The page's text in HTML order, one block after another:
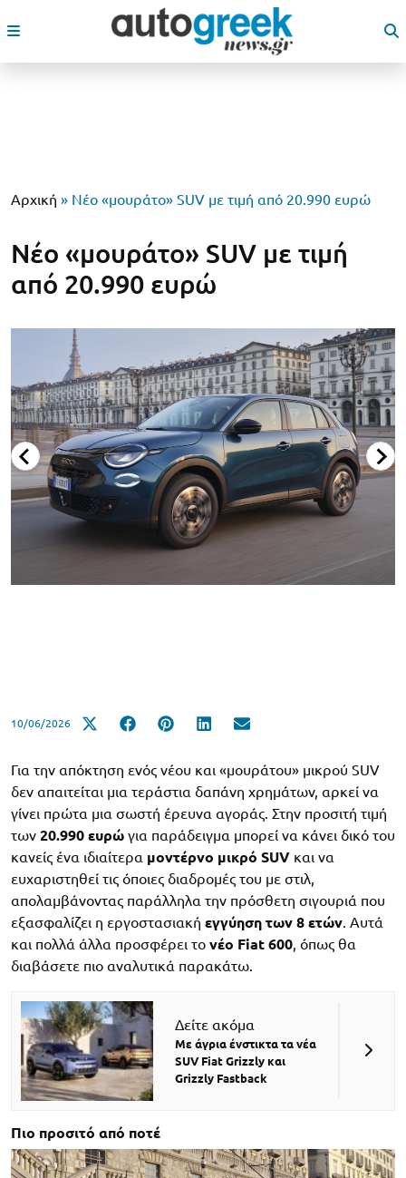
Αρχική » Νέο «μουράτο» SUV με τιμή από 20.990 ευρώ
Νέο «μουράτο» SUV με τιμή
από 20.990 ευρώ
10/06/2026
Για την απόκτηση ενός νέου και «μουράτου» μικρού SUV
δεν απαιτείται μια τεράστια δαπάνη χρημάτων, αρκεί να
γίνει πρώτα μια σωστή έρευνα αγοράς. Στην προσιτή τιμή
των 20.990 ευρώ για παράδειγμα μπορεί να κάνει δικό του
κανείς ένα ιδιαίτερα μοντέρνο μικρό SUV και να
ευχαριστηθεί τις όποιες διαδρομές του με στιλ,
απολαμβάνοντας παράλληλα την πρόσθετη σιγουριά που
εξασφαλίζει η εργοστασιακή εγγύηση των 8 ετών. Αυτά
και πολλά άλλα προσφέρει το νέο Fiat 600, όπως θα
διαβάσετε πιο αναλυτικά παρακάτω.
Δείτε ακόμα
Με άγρια ένστικτα τα νέα
SUV Fiat Grizzly και
Grizzly Fastback
Πιο προσιτό από ποτέ